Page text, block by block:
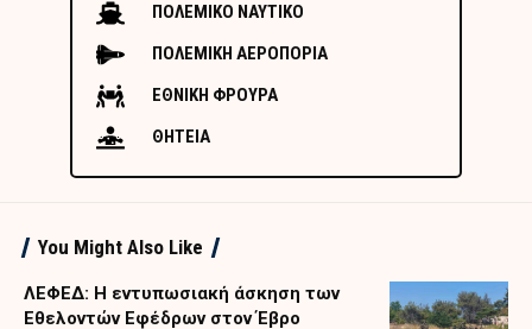
ΠΟΛΕΜΙΚΟ ΝΑΥΤΙΚΟ
ΠΟΛΕΜΙΚΗ ΑΕΡΟΠΟΡΙΑ
ΕΘΝΙΚΗ ΦΡΟΥΡΑ
ΘΗΤΕΙΑ
You Might Also Like
ΛΕΦΕΔ: Η εντυπωσιακή άσκηση των
Εθελοντών Εφέδρων στον Έβρο